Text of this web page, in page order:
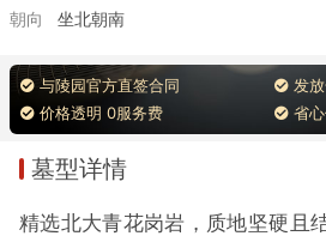
朝向
坐北朝南
与陵园官方直签合同
发
价格透明 0服务费
省
墓型详情
精选北大青花岗岩，质地坚硬且